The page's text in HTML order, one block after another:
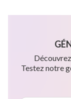
Testez notre